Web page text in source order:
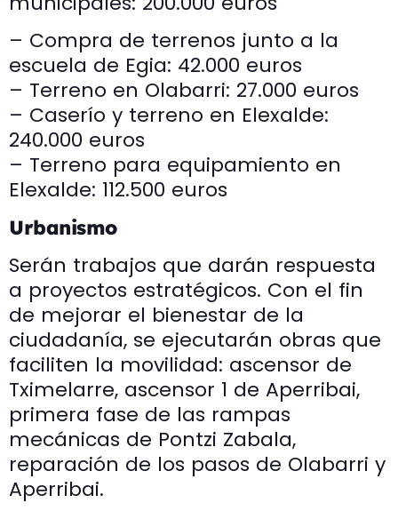
– Compra de terrenos junto a la
escuela de Egia: 42.000 euros
– Terreno en Olabarri: 27.000 euros
– Caserío y terreno en Elexalde:
240.000 euros
– Terreno para equipamiento en
Elexalde: 112.500 euros
Urbanismo
Serán trabajos que darán respuesta
a proyectos estratégicos. Con el fin
de mejorar el bienestar de la
ciudadanía, se ejecutarán obras que
faciliten la movilidad: ascensor de
Tximelarre, ascensor 1 de Aperribai,
primera fase de las rampas
mecánicas de Pontzi Zabala,
reparación de los pasos de Olabarri y
Aperribai.